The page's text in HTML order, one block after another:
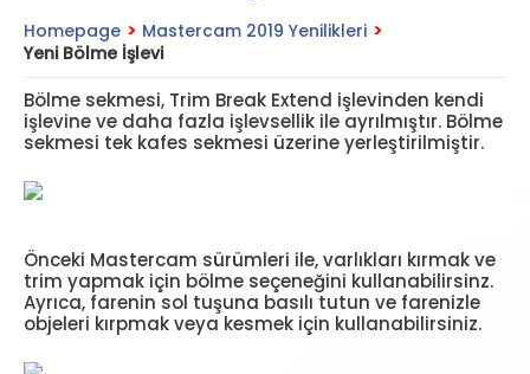
Homepage > Mastercam 2019 Yenilikleri >
Yeni Bölme İşlevi
Bölme sekmesi, Trim Break Extend işlevinden kendi
işlevine ve daha fazla işlevsellik ile ayrılmıştır. Bölme
sekmesi tek kafes sekmesi üzerine yerleştirilmiştir.
Önceki Mastercam sürümleri ile, varlıkları kırmak ve
trim yapmak için bölme seçeneğini kullanabilirsinz.
Ayrıca, farenin sol tuşuna basılı tutun ve farenizle
objeleri kırpmak veya kesmek için kullanabilirsiniz.